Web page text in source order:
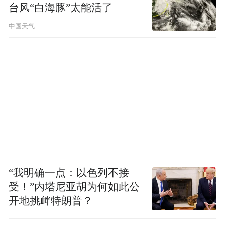
台风“白海豚”太能活了
中国天气
“我明确一点：以色列不接
受！”内塔尼亚胡为何如此公
开地挑衅特朗普？